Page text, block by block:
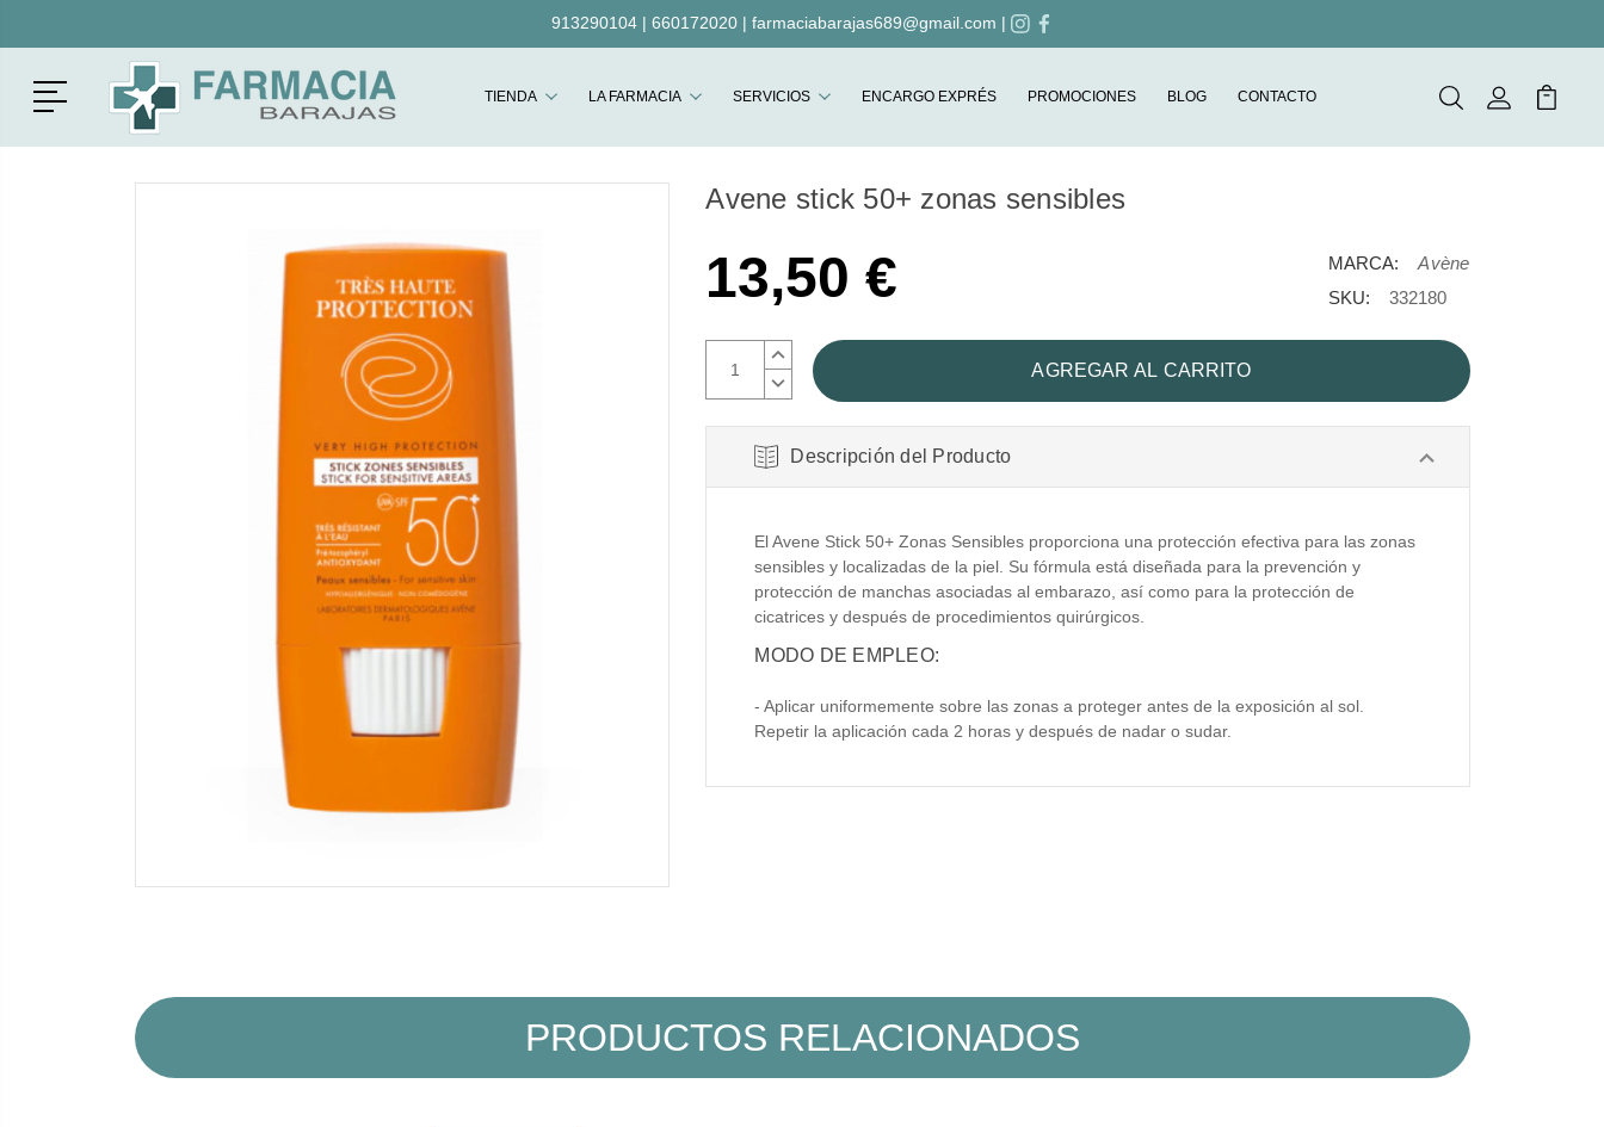
913290104| 660172020| farmaciabarajas689@gmail.com |
Menú TIENDA LA FARMACIA SERVICIOS ENCARGO EXPRÉS PROMOCIONES BLOG CONTACTO BuscarMi Cuenta
Mi
Avene stick 50+ zonas sensibles
13,50 €
AUMENTAR
CANTIDAD:
DISMINUIR
CANTIDAD:
MARCA:
Avène
SKU:
332180
Descripción del Producto
El Avene Stick 50+ Zonas Sensibles proporciona una protección efectiva para las zonas
sensibles y localizadas de la piel. Su fórmula está diseñada para la prevención y
protección de manchas asociadas al embarazo, así como para la protección de
cicatrices y después de procedimientos quirúrgicos.
MODO DE EMPLEO:
- Aplicar uniformemente sobre las zonas a proteger antes de la exposición al sol.
Repetir la aplicación cada 2 horas y después de nadar o sudar.
PRODUCTOS RELACIONADOS